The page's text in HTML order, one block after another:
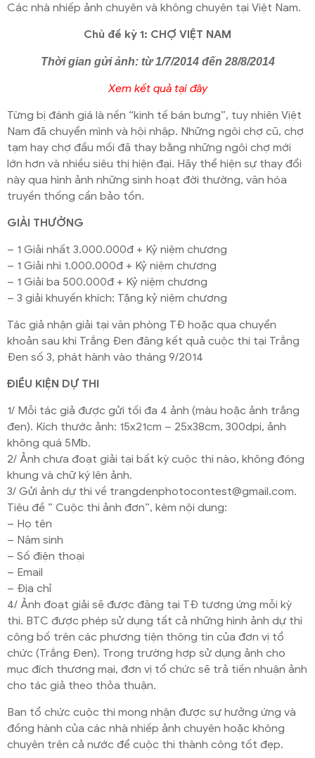
Các nhà nhiếp ảnh chuyên và không chuyên tại Việt Nam.
Chủ đề kỳ 1: CHỢ VIỆT NAM
Thời gian gửi ảnh: từ 1/7/2014 đến 28/8/2014
Xem kết quả tại đây
Từng bị đánh giá là nền “kinh tế bán bưng”, tuy nhiên Việt
Nam đã chuyển mình và hội nhập. Những ngôi chợ cũ, chợ
tạm hay chợ đầu mối đã thay bằng những ngôi chợ mới
lớn hơn và nhiều siêu thị hiện đại. Hãy thể hiện sự thay đổi
này qua hình ảnh những sinh hoạt đời thường, văn hóa
truyền thống cần bảo tồn.
GIẢI THƯỞNG
– 1 Giải nhất 3.000.000đ + Kỷ niệm chương
– 1 Giải nhì 1.000.000đ + Kỷ niệm chương
– 1 Giải ba 500.000đ + Kỷ niệm chương
– 3 giải khuyến khích: Tặng kỷ niệm chương
Tác giả nhận giải tại văn phòng TĐ hoặc qua chuyển
khoản sau khi Trắng Đen đăng kết quả cuộc thi tại Trắng
Đen số 3, phát hành vào tháng 9/2014
ĐIỀU KIỆN DỰ THI
1/ Mỗi tác giả được gửi tối đa 4 ảnh (màu hoặc ảnh trắng
đen). Kích thước ảnh: 15x21cm – 25x38cm, 300dpi, ảnh
không quá 5Mb.
2/ Ảnh chưa đoạt giải tại bất kỳ cuộc thi nào, không đóng
khung và chữ ký lên ảnh.
3/ Gửi ảnh dự thi về trangdenphotocontest@gmail.com.
Tiêu đề ” Cuộc thi ảnh đơn”, kèm nội dung:
– Họ tên
– Năm sinh
– Số điện thoại
– Email
– Địa chỉ
4/ Ảnh đoạt giải sẽ được đăng tại TĐ tương ứng mỗi kỳ
thi. BTC được phép sử dụng tất cả những hình ảnh dự thi
công bố trên các phương tiện thông tin của đơn vị tổ
chức (Trắng Đen). Trong trường hợp sử dụng ảnh cho
mục đích thương mại, đơn vị tổ chức sẽ trả tiền nhuận ảnh
cho tác giả theo thỏa thuận.
Ban tổ chức cuộc thi mong nhận được sự hưởng ứng và
đồng hành của các nhà nhiếp ảnh chuyên hoặc không
chuyên trên cả nước để cuộc thi thành công tốt đẹp.